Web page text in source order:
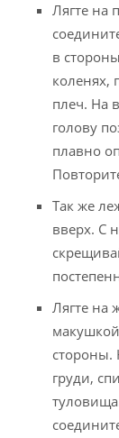
Лягте на
в
коленях,
плеч. На
голову
плавно
Так же
вверх. С
Лягте на
стороны.
груди,